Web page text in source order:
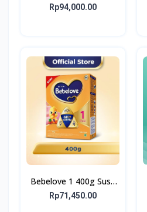
Optigrow 1plus
Rp94,000.00
Bebelove 1 400g Susu
Formula Bayi Usia 0-6
Rp71,450.00